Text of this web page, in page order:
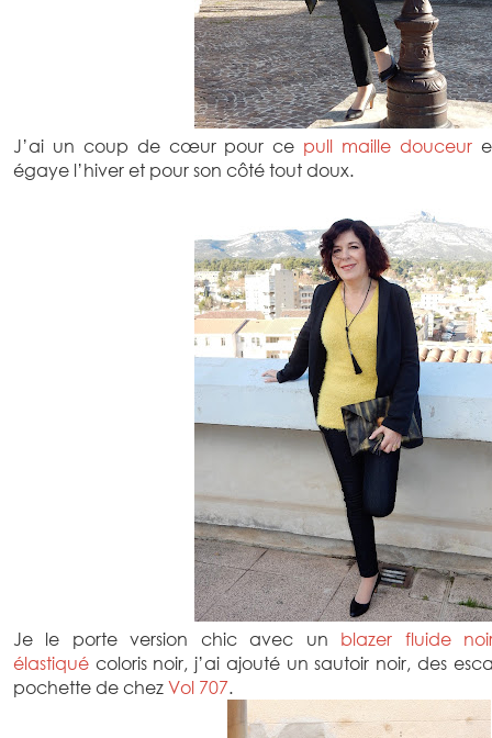
J’ai un coup de cœur pour ce pull maille douceur
égaye l’hiver et pour son côté tout doux.
Je le porte version chic avec un blazer fluide
élastiqué coloris noir, j’ai ajouté un sautoir noir, des
pochette de chez Vol 707.